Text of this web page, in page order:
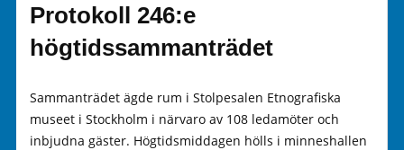
Protokoll 246:e
högtidssammanträdet
Sammanträdet ägde rum i Stolpesalen Etnografiska
museet i Stockholm i närvaro av 108 ledamöter och
inbjudna gäster. Högtidsmiddagen hölls i minneshallen